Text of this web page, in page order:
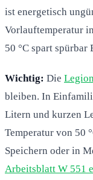
ist energetisch
Vorlauftemperatur
50 °C spart spürbar
Wichtig: Die
bleiben. In
Litern und kurzen
Temperatur von 50
Speichern oder in
Arbeitsblatt W 551